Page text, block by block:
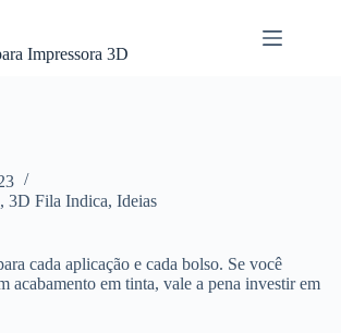
Impressora 3D
, 3D Fila Indica, Ideias
cada aplicação e cada bolso. Se você
acabamento em tinta, vale a pena investir em